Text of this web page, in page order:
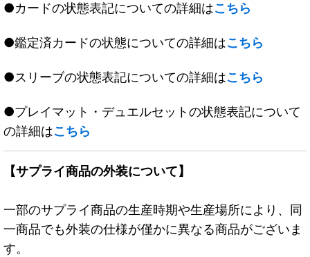
●カードの状態表記についての詳細はこちら
●鑑定済カードの状態についての詳細はこちら
●スリーブの状態表記についての詳細はこちら
●プレイマット・デュエルセットの状態表記について
の詳細はこちら
【サプライ商品の外装について】
一部のサプライ商品の生産時期や生産場所により、同
一商品でも外装の仕様が僅かに異なる商品がございま
す。